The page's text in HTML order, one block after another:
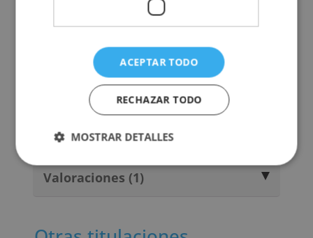
sobre la higiene bucal y contribuir al
bienestar general de la comunidad.
Metodología
Certificación
Temario
Valoraciones (1)
ACEPTAR TODO
RECHAZAR TODO
MOSTRAR DETALLES